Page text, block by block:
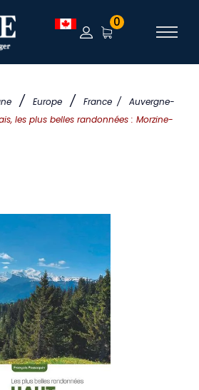
/ Europe / France /
Auvergne-
les plus belles randonnées : Morzine-
0